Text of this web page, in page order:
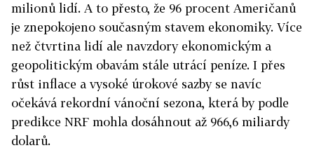
milionů lidí. A to přesto, že 96 procent Američanů
je znepokojeno současným stavem ekonomiky. Více
než čtvrtina lidí ale navzdory ekonomickým a
geopolitickým obavám stále utrácí peníze. I přes
růst inflace a vysoké úrokové sazby se navíc
očekává rekordní vánoční sezona, která by podle
predikce NRF mohla dosáhnout až 966,6 miliardy
dolarů.